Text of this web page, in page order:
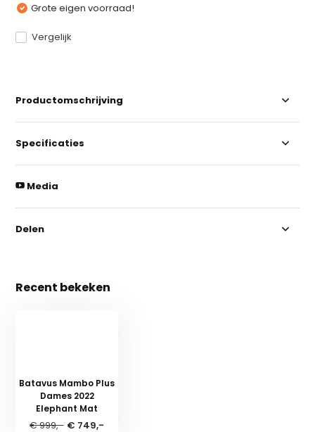
Grote eigen voorraad!
Vergelijk
Productomschrijving
Specificaties
Media
Delen
Recent bekeken
Batavus Mambo Plus
Dames 2022
Elephant Mat
€ 999,- € 749,-